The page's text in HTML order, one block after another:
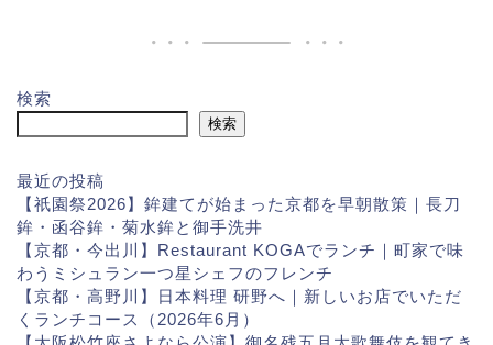
検索
検索
最近の投稿
【祇園祭2026】鉾建てが始まった京都を早朝散策｜長刀
鉾・函谷鉾・菊水鉾と御手洗井
【京都・今出川】Restaurant KOGAでランチ｜町家で味
わうミシュラン一つ星シェフのフレンチ
【京都・高野川】日本料理 研野へ｜新しいお店でいただ
くランチコース（2026年6月）